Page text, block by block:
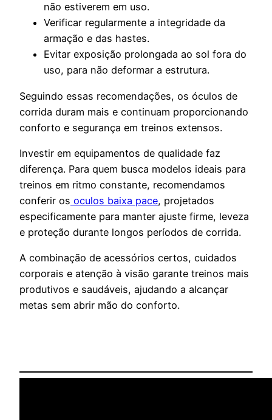
não estiverem em uso.
Verificar regularmente a integridade da
armação e das hastes.
Evitar exposição prolongada ao sol fora do
uso, para não deformar a estrutura.
Seguindo essas recomendações, os óculos de
corrida duram mais e continuam proporcionando
conforto e segurança em treinos extensos.
Investir em equipamentos de qualidade faz
diferença. Para quem busca modelos ideais para
treinos em ritmo constante, recomendamos
conferir os oculos baixa pace, projetados
especificamente para manter ajuste firme, leveza
e proteção durante longos períodos de corrida.
A combinação de acessórios certos, cuidados
corporais e atenção à visão garante treinos mais
produtivos e saudáveis, ajudando a alcançar
metas sem abrir mão do conforto.